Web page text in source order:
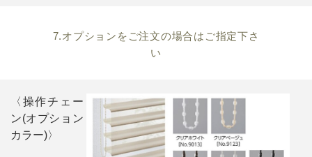
7.オプションをご注文の場合はご指定下さ
い
〈操作チェー
ン(オプション
カラー)〉